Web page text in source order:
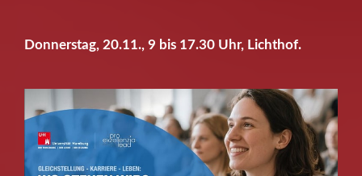
Donnerstag, 20.11., 9 bis 17.30 Uhr, Lichthof.